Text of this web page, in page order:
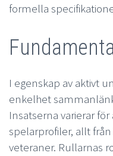
formella
I egenskap av aktivt
enkelhet
Insatserna varierar
spelarprofiler, allt
veteraner. Rullarnas